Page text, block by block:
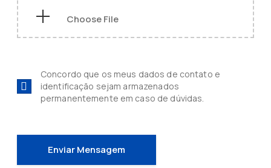
Concordo que os meus dados de contato e
identificação sejam armazenados
permanentemente em caso de dúvidas.